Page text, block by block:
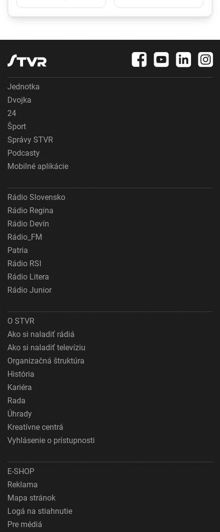
Jednotka
Dvojka
24
Šport
Správy STVR
Podcasty
Mobilné aplikácie
Rádio Slovensko
Rádio Regina
Rádio Devín
Rádio_FM
Patria
Rádio RSI
Rádio Litera
Rádio Junior
O STVR
Ako si naladiť rádiá
Ako si naladiť televíziu
Organizačná štruktúra
História
Kariéra
Rada
Úhrady
Kreatívne centrá
Vyhlásenie o prístupnosti
E-SHOP
Reklama
Mapa stránok
Logá na stiahnutie
Pre médiá